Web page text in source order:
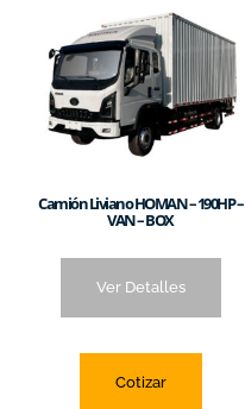
Camión Liviano HOMAN – 190HP –
VAN – BOX
Ver Detalles
Cotizar